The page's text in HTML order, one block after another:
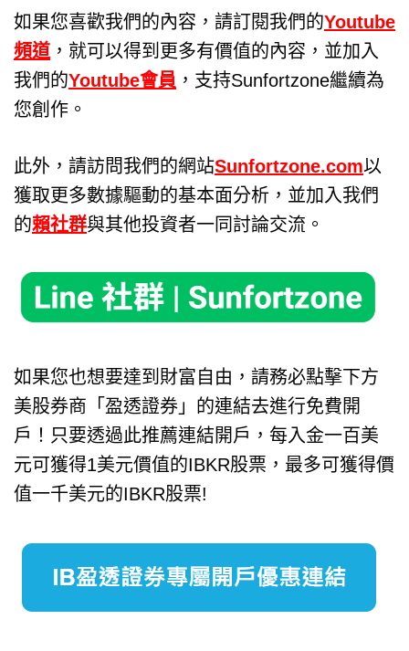
如果您喜歡我們的內容，請訂閱我們的Youtube
頻道 ，就可以得到更多有價值的內容，並加入
我們的Youtube會員 ，支持Sunfortzone繼續為
您創作。
此外，請訪問我們的網站Sunfortzone.com以
獲取更多數據驅動的基本面分析，並加入我們
的賴社群與其他投資者一同討論交流。
如果您也想要達到財富自由，請務必點擊下方
美股券商「盈透證券」的連結去進行免費開
戶！只要透過此推薦連結開戶，每入金一百美
元可獲得1美元價值的IBKR股票，最多可獲得價
值一千美元的IBKR股票!